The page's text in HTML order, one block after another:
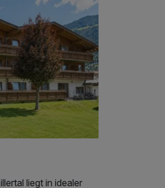
liegt in idealer